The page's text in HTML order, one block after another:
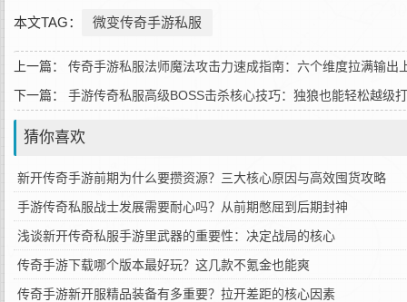
本文TAG： 微变传奇手游私服
上一篇： 传奇手游私服法师魔法攻击力速成指南：六个维度拉满输出
下一篇： 手游传奇私服高级BOSS击杀核心技巧：独狼也能轻松越级
猜你喜欢
新开传奇手游前期为什么要攒资源？三大核心原因与高效囤货攻略
手游传奇私服战士发展需要耐心吗？从前期憋屈到后期封神
浅谈新开传奇私服手游里武器的重要性：决定战局的核心
传奇手游下载哪个版本最好玩？这几款不氪金也能爽
传奇手游新开服精品装备有多重要？拉开差距的核心因素